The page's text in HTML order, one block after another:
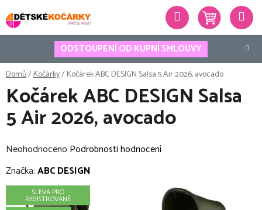
na
obsah
ODSTOUPENÍ OD KUPNÍ SMLOUVY
Hledat
Domů/Kočárky/Kočárek ABC DESIGN Salsa 5 Air 2026, avocado
Kočárek ABC DESIGN Salsa
5 Air 2026, avocado
Průměrné
hodnocení
Neohodnoceno Podrobnosti hodnocení
Značka:ABC DESIGN
SLEVA PRO
REGISTROVANÉ